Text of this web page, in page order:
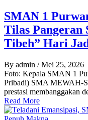
SMAN 1
Tilas Pangeran
Tibeh” Hari
By admin / Mei 25, 2026
Foto: Kepala SMAN 1
Pribadi) SMA MEWAH-
prestasi membanggakan
Read More